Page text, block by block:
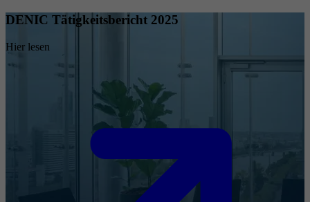
DENIC Tätigkeitsbericht 2025
Hier lesen